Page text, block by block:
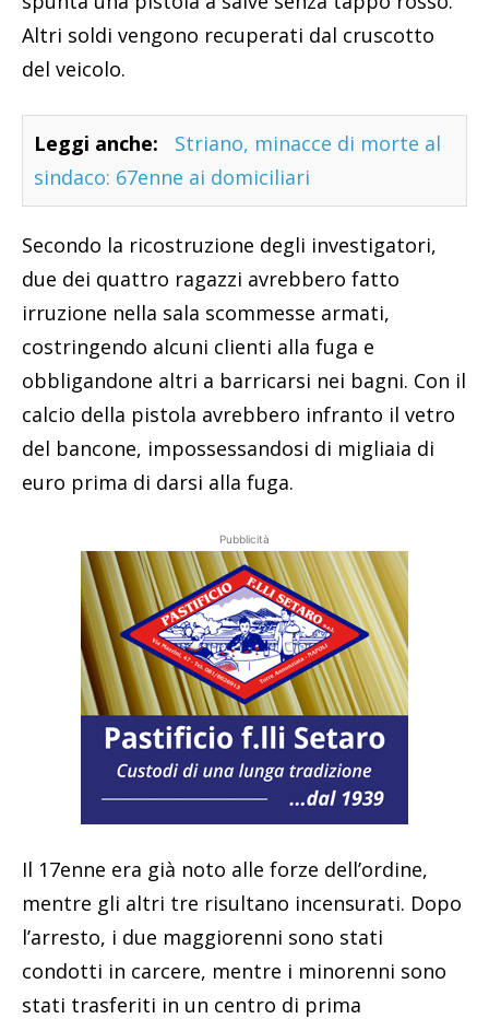
Altri soldi vengono recuperati dal cruscotto
del veicolo.
Leggi anche:
Striano, minacce di morte al
sindaco: 67enne ai domiciliari
Secondo la ricostruzione degli investigatori,
due dei quattro ragazzi avrebbero fatto
irruzione nella sala scommesse armati,
costringendo alcuni clienti alla fuga e
obbligandone altri a barricarsi nei bagni. Con il
calcio della pistola avrebbero infranto il vetro
del bancone, impossessandosi di migliaia di
euro prima di darsi alla fuga.
Pubblicità
Il 17enne era già noto alle forze dell’ordine,
mentre gli altri tre risultano incensurati. Dopo
l’arresto, i due maggiorenni sono stati
condotti in carcere, mentre i minorenni sono
stati trasferiti in un centro di prima